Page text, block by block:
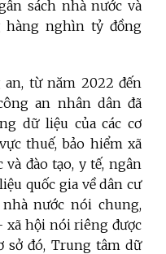
sách nhà nước và
hàng nghìn tỷ đồng
an, từ năm 2022 đến
an nhân dân đã
dữ liệu của các cơ
thuế, bảo hiểm xã
đào tạo, y tế, ngân
quốc gia về dân cư
nước nói chung,
hội nói riêng được
sở đó, Trung tâm dữ